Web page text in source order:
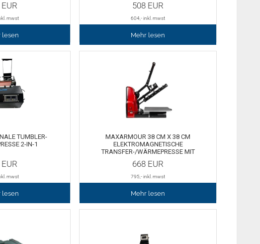
mwst
lesen
508 EUR
604,- inkl. mwst
Mehr lesen
TUMBLER-
2-IN-1
mwst
lesen
MAXARMOUR 38 CM X 38 CM
ELEKTROMAGNETISCHE
TRANSFER-/WÄRMEPRESSE MIT
ROLLPLATTE.
668 EUR
795 ,- inkl. mwst
Mehr lesen